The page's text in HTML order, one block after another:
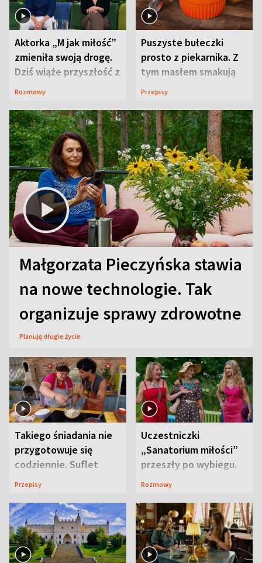
Aktorka „M jak miłość”
zmieniła swoją drogę.
Dziś wiąże przyszłość z
neurobiologią
Rozmowy
Puszyste bułeczki
prosto z piekarnika. Z
tym masłem smakują
jeszcze lepiej
Przepisy
Małgorzata Pieczyńska stawia
na nowe technologie. Tak
organizuje sprawy zdrowotne
Planuję długie życie
Takiego śniadania nie
przygotowuje się
codziennie. Suflet
serowy zachwyca
Przepisy
Uczestniczki
„Sanatorium miłości”
przeszły po wybiegu.
Te stylizacje
Rozmowy